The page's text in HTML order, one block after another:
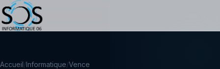
Accueil/Informatique/Vence